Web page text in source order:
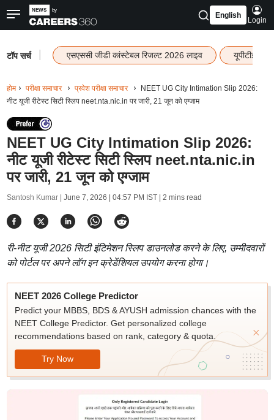
English
Login
टॉप सर्च एसएससी जीडी कांस्टेबल रिजल्ट 2026 लाइव यूपीटीईटी
होम परीक्षा समाचार प्रवेश परीक्षा समाचार
NEET UG City Intimation Slip 2026:
नीट यूजी रीटेस्ट सिटी स्लिप neet.nta.nic.in पर जारी, 21 जून को एग्जाम
NEET UG City Intimation Slip 2026:
नीट यूजी रीटेस्ट सिटी स्लिप neet.nta.nic.in
पर जारी, 21 जून को एग्जाम
Santosh Kumar | June 7, 2026 | 04:57 PM IST| 2 mins read
री-नीट यूजी 2026 सिटी इंटिमेशन स्लिप डाउनलोड करने के लिए, उम्मीदवारों
को पोर्टल पर अपने लॉग इन क्रेडेंशियल उपयोग करना होगा।
NEET 2026 College Predictor
Predict your MBBS, BDS & AYUSH admission chances with the
NEET College Predictor. Get personalized college
recommendations based on rank, category & quota.
Try Now